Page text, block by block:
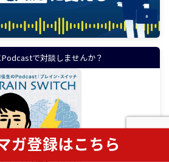
で対談しませんか？